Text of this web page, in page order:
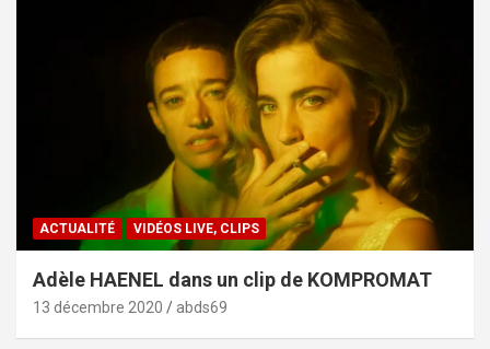
ACTUALITÉ VIDÉOS LIVE, CLIPS
Adèle HAENEL dans un clip de KOMPROMAT
13 décembre 2020 abds69